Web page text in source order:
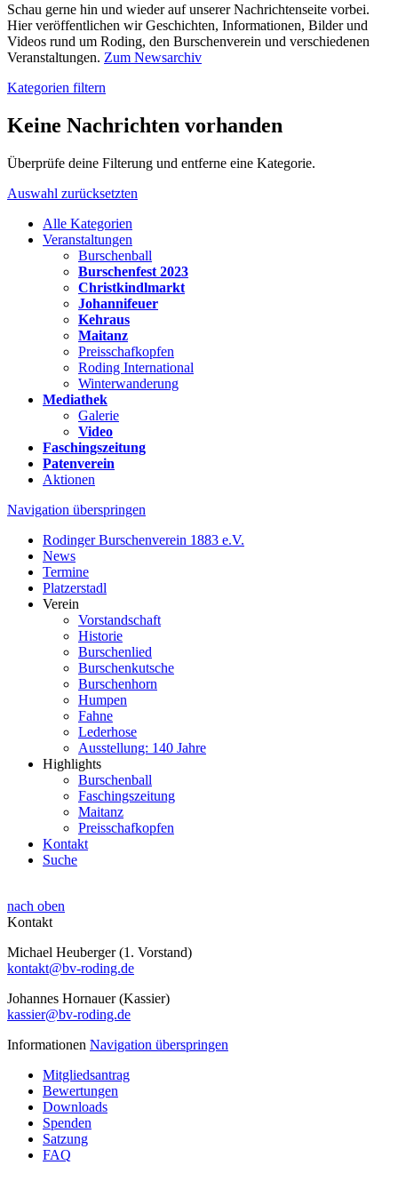
Schau gerne hin und wieder auf unserer Nachrichtenseite vorbei.
Hier veröffentlichen wir Geschichten, Informationen, Bilder und
Videos rund um Roding, den Burschenverein und verschiedenen
Veranstaltungen. Zum Newsarchiv
Kategorien filtern
Keine Nachrichten vorhanden
Überprüfe deine Filterung und entferne eine Kategorie.
Auswahl zurücksetzten
Alle Kategorien
Veranstaltungen
Burschenball
Burschenfest 2023
Christkindlmarkt
Johannifeuer
Kehraus
Maitanz
Preisschafkopfen
Roding International
Winterwanderung
Mediathek
Galerie
Video
Faschingszeitung
Patenverein
Aktionen
Navigation überspringen
Rodinger Burschenverein 1883 e.V.
News
Termine
Platzerstadl
Verein
Vorstandschaft
Historie
Burschenlied
Burschenkutsche
Burschenhorn
Humpen
Fahne
Lederhose
Ausstellung: 140 Jahre
Highlights
Burschenball
Faschingszeitung
Maitanz
Preisschafkopfen
Kontakt
Suche
nach oben
Kontakt
Michael Heuberger (1. Vorstand)
kontakt@bv-roding.de
Johannes Hornauer (Kassier)
kassier@bv-roding.de
Informationen Navigation überspringen
Mitgliedsantrag
Bewertungen
Downloads
Spenden
Satzung
FAQ